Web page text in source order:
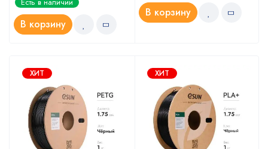
Есть в наличии
В корзину
В корзину
ХИТ ХИТ